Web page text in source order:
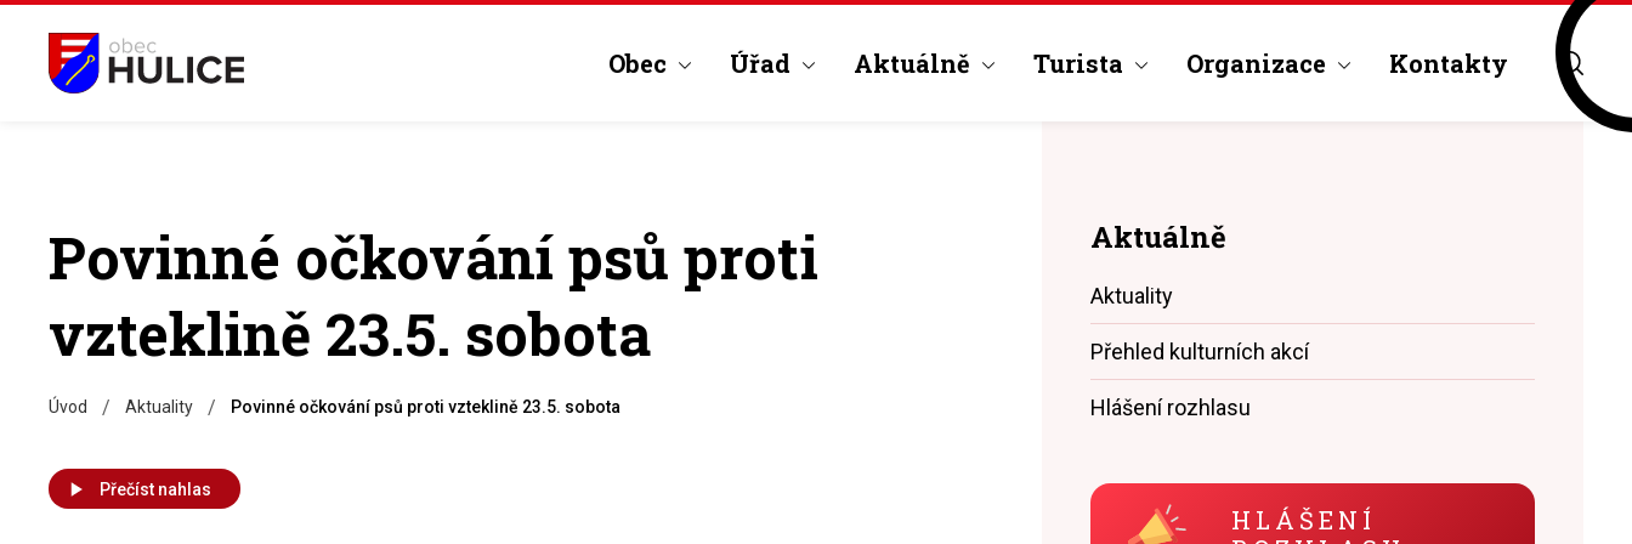
Obec Úřad Aktuálně Turista Organizace Kontakty
Povinné očkování psů proti
vzteklině 23.5. sobota
Úvod / Aktuality / Povinné očkování psů proti vzteklině 23.5. sobota
Přečíst nahlas
Aktuálně
Aktuality
Přehled kulturních akcí
Hlášení rozhlasu
HLÁŠENÍ